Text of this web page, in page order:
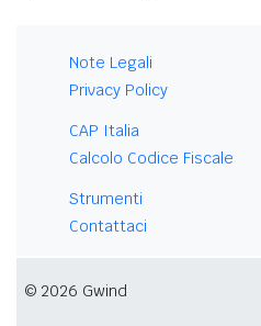
Note Legali
Privacy Policy
CAP Italia
Calcolo Codice Fiscale
Strumenti
Contattaci
© 2026 Gwind